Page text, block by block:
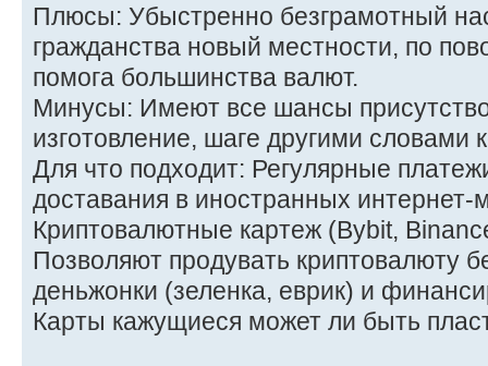
Плюсы: Убыстренно безграмотный
гражданства новый местности, по
помога большинства валют.
Минусы: Имеют все шансы
изготовление, шаге другими словами
Для что подходит: Регулярные
доставания в иностранных интернет-
Криптовалютные картеж (Bybit,
Позволяют продувать криптовалюту
деньжонки (зеленка, еврик) и
Карты кажущиеся может ли быть